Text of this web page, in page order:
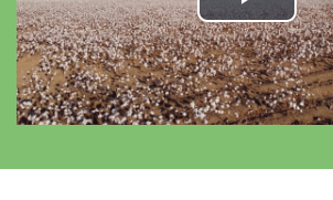
Play
Video